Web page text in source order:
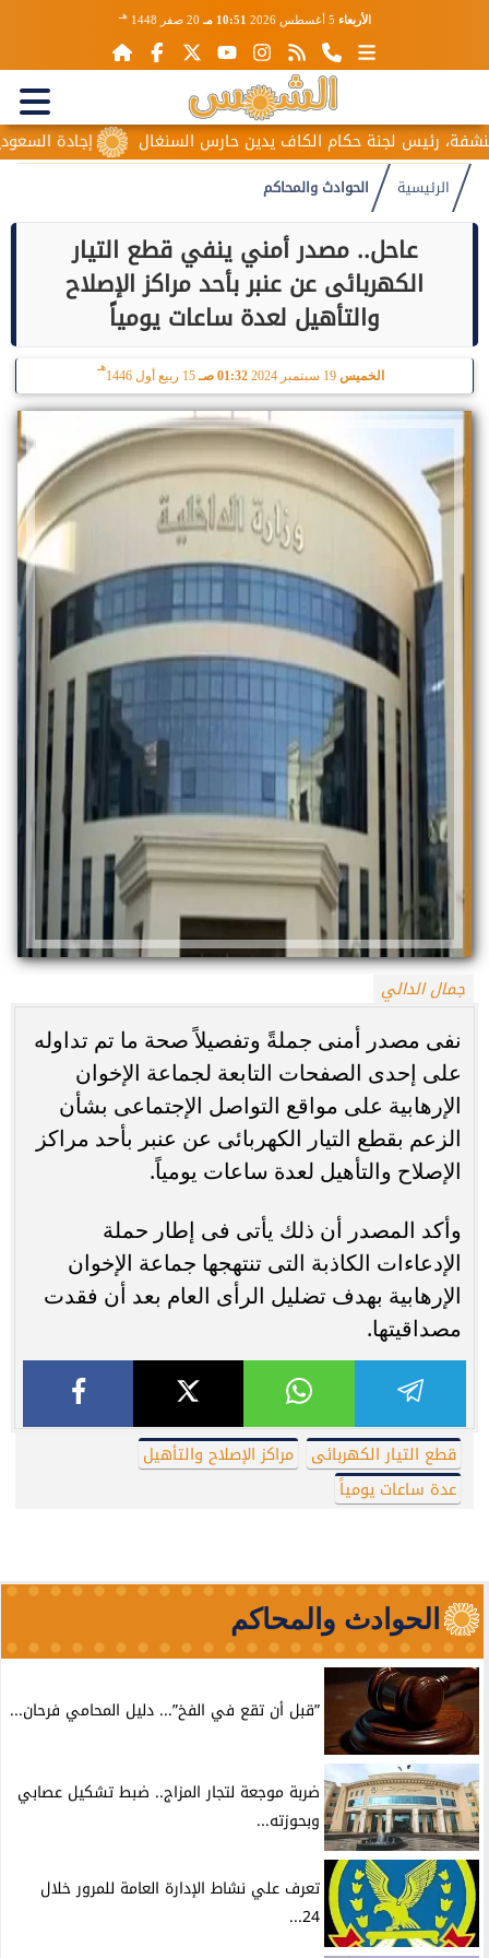
الأربعاء 10:51 مـ 20 صفر 1448 هـ
إجادة السعودية رئيس لجنة حكام الكاف يدين حارس السنغال
الرئيسية الحوادث والمحاكم
عاحل.. مصدر أمني ينفي قطع التيار
الكهربائى عن عنبر بأحد مراكز الإصلاح
والتأهيل لعدة ساعات يومياً
الخميس 19 سبتمبر 2024 01:32 صـ 15 ربيع أول 1446
هـ
جمال الدالي
نفى مصدر أمنى جملةً وتفصيلاً صحة ما تم تداوله
على إحدى الصفحات التابعة لجماعة الإخوان
الإرهابية على مواقع التواصل الإجتماعى بشأن
الزعم بقطع التيار الكهربائى عن عنبر بأحد مراكز
الإصلاح والتأهيل لعدة ساعات يومياً.
وأكد المصدر أن ذلك يأتى فى إطار حملة
الإدعاءات الكاذبة التى تنتهجها جماعة الإخوان
الإرهابية بهدف تضليل الرأى العام بعد أن فقدت
مصداقيتها.
قطع التيار الكهربائى
مراكز الإصلاح والتأهيل
عدة ساعات يومياً
الحوادث والمحاكم
”قبل أن تقع في الفخ”... دليل المحامي فرحان...
ضربة موجعة لتجار المزاج.. ضبط تشكيل عصابي
وبحوزته...
تعرف علي نشاط الإدارة العامة للمرور خلال
24...